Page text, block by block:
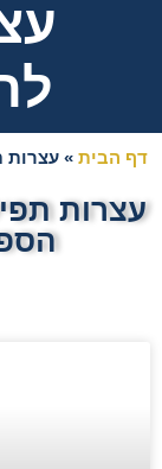
דף הבית » עצרות
עצרות